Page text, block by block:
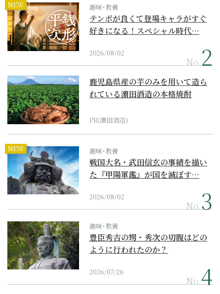
NEW 趣味･教養
テンポが良くて登場キャラがすぐ
好きになる！スペシャル時代…
2026/08/02
No.
鹿児島県産の芋のみを用いて造ら
れている濵田酒造の本格焼酎
PR(濵田酒造)
NEW 趣味･教養
戦国大名・武田信玄の事績を描い
た『甲陽軍鑑』が国を滅ぼす…
2026/08/02
No.
趣味･教養
豊臣秀吉の甥・秀次の切腹はどの
ように行われたのか？
2026/07/26
No.